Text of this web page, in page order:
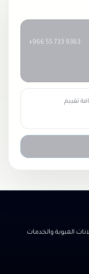
+966 55 733 9363
تقييم
المبوبة والخدمات